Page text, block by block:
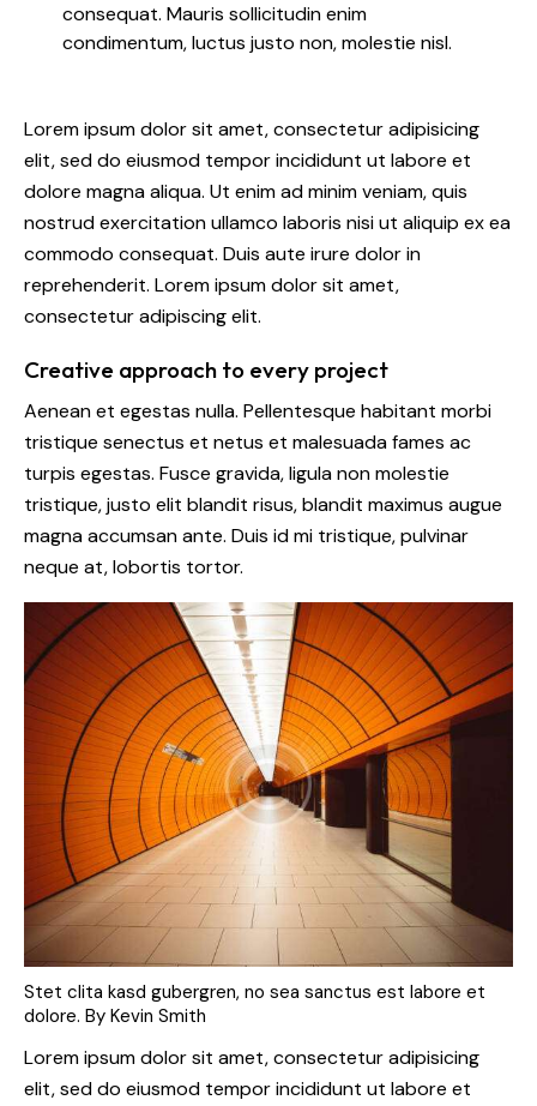
consequat. Mauris sollicitudin enim
condimentum, luctus justo non, molestie nisl.
Lorem ipsum dolor sit amet, consectetur adipisicing
elit, sed do eiusmod tempor incididunt ut labore et
dolore magna aliqua. Ut enim ad minim veniam, quis
nostrud exercitation ullamco laboris nisi ut aliquip ex ea
commodo consequat. Duis aute irure dolor in
reprehenderit. Lorem ipsum dolor sit amet,
consectetur adipiscing elit.
Creative approach to every project
Aenean et egestas nulla. Pellentesque habitant morbi
tristique senectus et netus et malesuada fames ac
turpis egestas. Fusce gravida, ligula non molestie
tristique, justo elit blandit risus, blandit maximus augue
magna accumsan ante. Duis id mi tristique, pulvinar
neque at, lobortis tortor.
Stet clita kasd gubergren, no sea sanctus est labore et
dolore. By Kevin Smith
Lorem ipsum dolor sit amet, consectetur adipisicing
elit, sed do eiusmod tempor incididunt ut labore et